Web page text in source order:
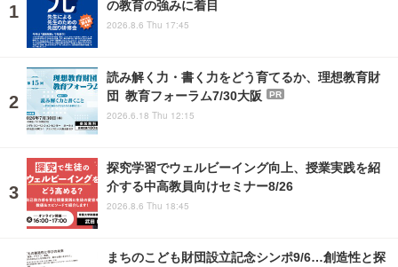
の教育の強みに着目
2026.8.6 Thu 17:45
読み解く力・書く力をどう育てるか、理想教育財
団 教育フォーラム7/30大阪
PR
2026.6.18 Thu 12:15
探究学習でウェルビーイング向上、授業実践を紹
介する中高教員向けセミナー8/26
2026.8.6 Thu 18:45
まちのこども財団設立記念シンポ9/6…創造性と探